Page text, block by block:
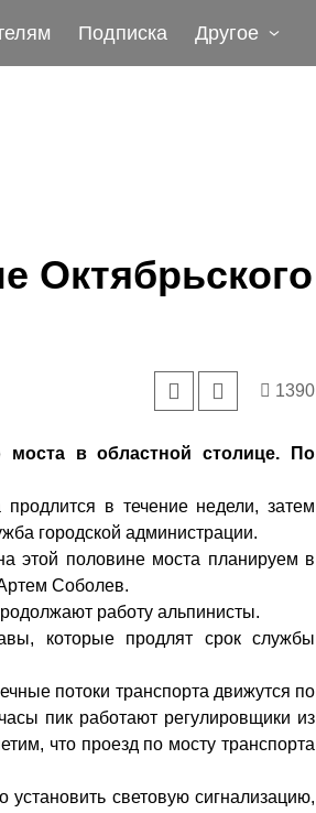
Подписка Другое
Октябрьского
1390
моста в областной столице. По
в течение недели, затем
городской администрации.
этой половине моста планируем в
Соболев.
работу альпинисты.
которые продлят срок службы
потоки транспорта движутся по
пик работают регулировщики из
что проезд по мосту транспорта
световую сигнализацию,